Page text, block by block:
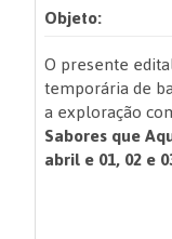
Objeto:
O presente
temporária de
a exploração
Sabores que
abril e 01, 02 e